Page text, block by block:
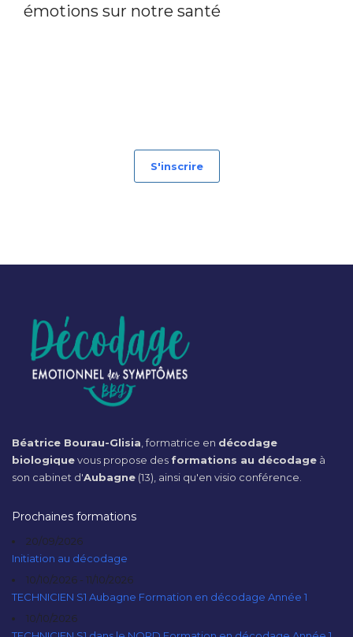
émotions sur notre santé
S'inscrire
Béatrice Bourau-Glisia , formatrice en décodage
biologiquevous propose des formations au décodage à
son cabinet d'Aubagne (13), ainsi qu'en visio conférence.
Prochaines formations
20/09/2026
Initiation au décodage
10/10/2026 - 11/10/2026
TECHNICIEN S1 Aubagne Formation en décodage Année 1
10/10/2026